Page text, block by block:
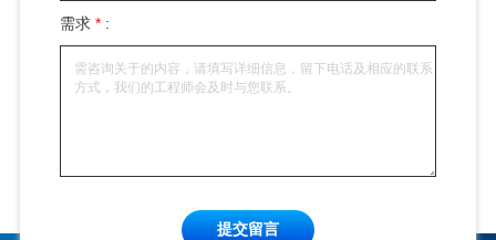
需求* :
提交留言